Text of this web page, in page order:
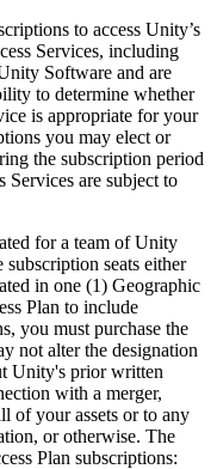
to access Unity’s
Services, including
Software and are
to determine whether
is appropriate for your
you may elect or
the subscription period
Services are subject to
for a team of Unity
seats either
in one (1) Geographic
Plan to include
you must purchase the
not alter the designation
Unity's prior written
with a merger,
of your assets or to any
or otherwise. The
Plan subscriptions: